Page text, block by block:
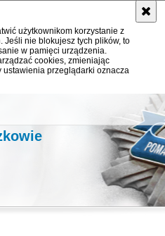
użytkownikom korzystanie z
Jeśli nie blokujesz tych plików, to
w pamięci urządzenia.
cookies, zmieniając
przeglądarki oznacza